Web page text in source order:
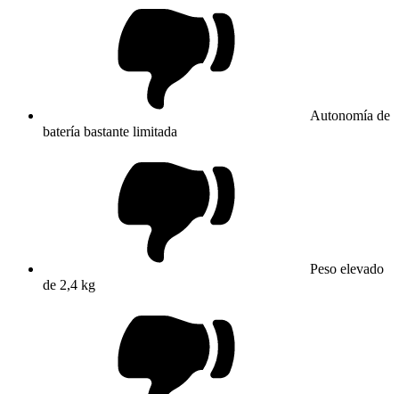
Autonomía de
batería bastante limitada
Peso elevado
de 2,4 kg